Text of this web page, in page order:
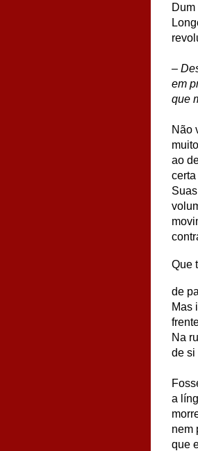
Dum
–
em
que
Não
ao
Que
de
Mas
Na
de si
a
nem
que